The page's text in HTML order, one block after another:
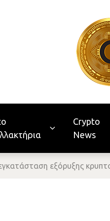
Crypto
News
εξόρυξης